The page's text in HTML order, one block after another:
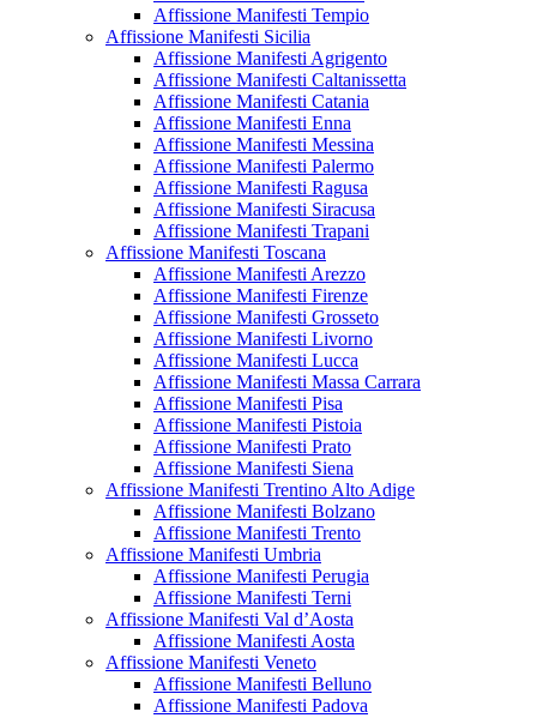
Affissione Manifesti Tempio
Affissione Manifesti Sicilia
Affissione Manifesti Agrigento
Affissione Manifesti Caltanissetta
Affissione Manifesti Catania
Affissione Manifesti Enna
Affissione Manifesti Messina
Affissione Manifesti Palermo
Affissione Manifesti Ragusa
Affissione Manifesti Siracusa
Affissione Manifesti Trapani
Affissione Manifesti Toscana
Affissione Manifesti Arezzo
Affissione Manifesti Firenze
Affissione Manifesti Grosseto
Affissione Manifesti Livorno
Affissione Manifesti Lucca
Affissione Manifesti Massa Carrara
Affissione Manifesti Pisa
Affissione Manifesti Pistoia
Affissione Manifesti Prato
Affissione Manifesti Siena
Affissione Manifesti Trentino Alto Adige
Affissione Manifesti Bolzano
Affissione Manifesti Trento
Affissione Manifesti Umbria
Affissione Manifesti Perugia
Affissione Manifesti Terni
Affissione Manifesti Val d’Aosta
Affissione Manifesti Aosta
Affissione Manifesti Veneto
Affissione Manifesti Belluno
Affissione Manifesti Padova